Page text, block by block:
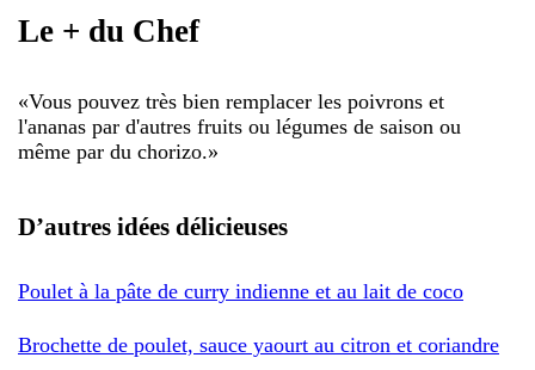
Le + du Chef
«Vous pouvez très bien remplacer les poivrons et
l'ananas par d'autres fruits ou légumes de saison ou
même par du chorizo.»
D’autres idées délicieuses
Poulet à la pâte de curry indienne et au lait de coco
Brochette de poulet, sauce yaourt au citron et coriandre